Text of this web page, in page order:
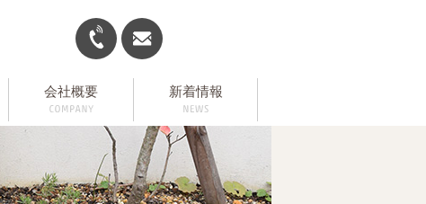
会社概要 新着情報